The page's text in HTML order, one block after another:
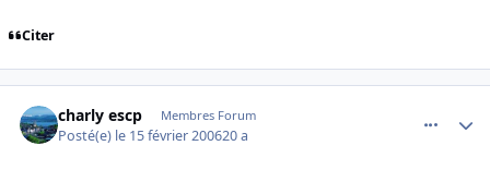
Citer
charly escp Membres Forum
Posté(e) le 15 février 200620 a